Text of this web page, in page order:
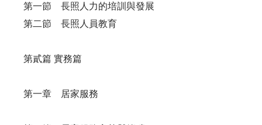
第一節 長照人力的培訓與發展
第二節 長照人員教育
第貳篇 實務篇
第一章 居家服務